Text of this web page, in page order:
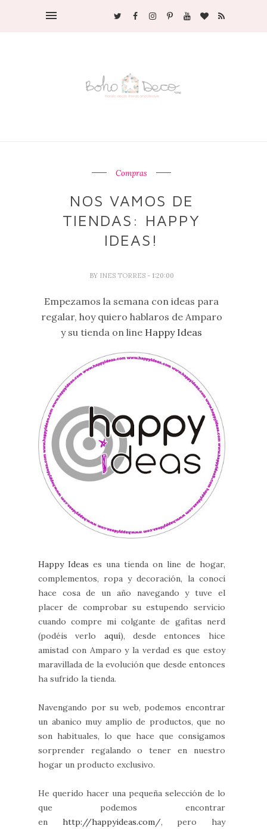
Compras
NOS VAMOS DE
TIENDAS: HAPPY
IDEAS!
BY INES TORRES - 1:20:00
Empezamos la semana con ideas para
regalar, hoy quiero hablaros de Amparo
y su tienda on line Happy Ideas
Happy Ideas es una tienda on line de hogar,
complementos, ropa y decoración, la conocí
hace cosa de un año navegando y tuve el
placer de comprobar su estupendo servicio
cuando compre mi colgante de gafitas nerd
(podéis verlo aquí), desde entonces hice
amistad con Amparo y la verdad es que estoy
maravillada de la evolución que desde entonces
ha sufrido la tienda.
Navengando por su web, podemos encontrar
un abanico muy amplio de productos, que no
son habituales, lo que hace que consigamos
sorprender regalando o tener en nuestro
hogar un producto exclusivo.
He querido hacer una pequeña selección de lo
que podemos encontrar
en http://happyideas.com/, pero hay